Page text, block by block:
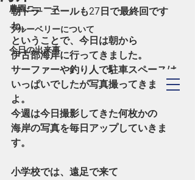
TOYOHASHI
農園ニュース
ブルーベリーについて
今日の出来事
朝ドラ　エールも27日で最終回です
ね。
ということで、今日は朝から
伊古部海岸に行ってきました。
サーファーや釣り人で駐車スペースは
いっぱいでしたが写真撮ってきました
よ。
今週は今日撮影してきた何枚かの
海岸の写真を毎日アップしていきま
す。
小学校では、遠足で来て